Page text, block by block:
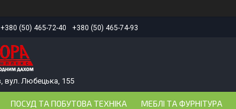
+380 (50) 465-72-40 +380 (50) 465-74-93
вул. Любецька, 155
ПОСУД ТА ПОБУТОВА ТЕХНІКА МЕБЛІ ТА ФУРНІТУРА